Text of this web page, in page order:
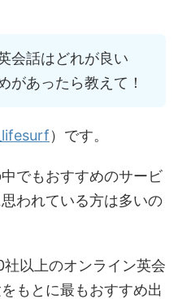
会話はどれが良い
があったら教えて！
）です。
でもおすすめのサービ
われている方は多いの
以上のオンライン英会
もとに最もおすすめ出